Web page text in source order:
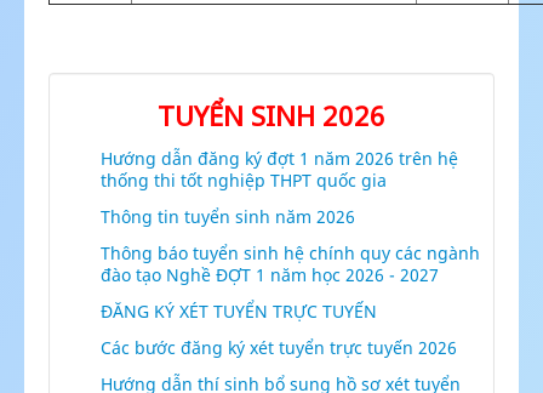
TUYỂN SINH 2026
Hướng dẫn đăng ký đợt 1 năm 2026 trên hệ
thống thi tốt nghiệp THPT quốc gia
Thông tin tuyển sinh năm 2026
Thông báo tuyển sinh hệ chính quy các ngành
đào tạo Nghề ĐỢT 1 năm học 2026 - 2027
ĐĂNG KÝ XÉT TUYỂN TRỰC TUYẾN
Các bước đăng ký xét tuyển trực tuyến 2026
Hướng dẫn thí sinh bổ sung hồ sơ xét tuyển